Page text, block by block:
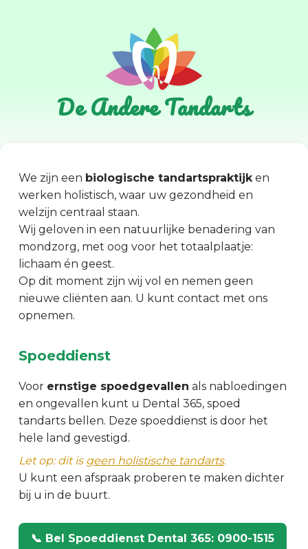
De Andere Tandarts
We zijn een biologische tandartspraktijken
werken holistisch, waar uw gezondheid en
welzijn centraal staan.
Wij geloven in een natuurlijke benadering van
mondzorg, met oog voor het totaalplaatje:
lichaam én geest.
Op dit moment zijn wij vol en nemen geen
nieuwe cliënten aan. U kunt contact met ons
opnemen.
Spoeddienst
Voor ernstige spoedgevallen als nabloedingen
en ongevallen kunt u Dental 365, spoed
tandarts bellen. Deze spoeddienst is door het
hele land gevestigd.
Let op: dit is geen holistische tandarts.
U kunt een afspraak proberen te maken dichter
bij u in de buurt.
📞 Bel Spoeddienst Dental 365: 0900-1515